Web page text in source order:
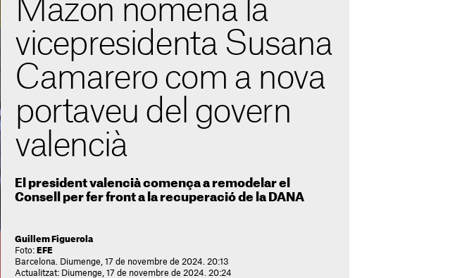
Mazón nomena la
vicepresidenta Susana
Camarero com a nova
portaveu del govern
valencià
El president valencià comença a remodelar el
Consell per fer front a la recuperació de la DANA
Guillem Figuerola
Foto: EFE
Barcelona. Diumenge, 17 de novembre de 2024. 20:13
Actualitzat: Diumenge, 17 de novembre de 2024. 20:24